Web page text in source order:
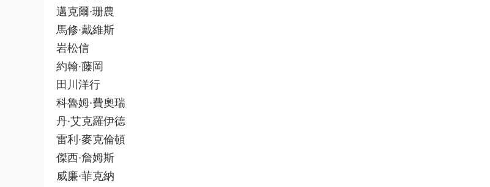
邁克爾·珊農
馬修·戴維斯
岩松信
約翰·藤岡
田川洋行
科魯姆·費奧瑞
丹·艾克羅伊德
雷利·麥克倫頓
傑西·詹姆斯
威廉·菲克納